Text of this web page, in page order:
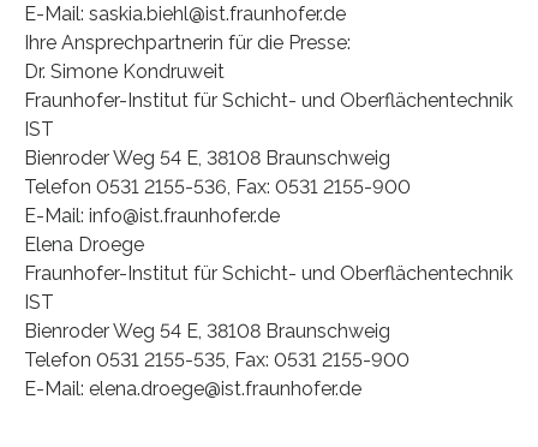
E-Mail: saskia.biehl@ist.fraunhofer.de
Ihre Ansprechpartnerin für die Presse:
Dr. Simone Kondruweit
Fraunhofer-Institut für Schicht- und Oberflächentechnik
IST
Bienroder Weg 54 E, 38108 Braunschweig
Telefon 0531 2155-536, Fax: 0531 2155-900
E-Mail: info@ist.fraunhofer.de
Elena Droege
Fraunhofer-Institut für Schicht- und Oberflächentechnik
IST
Bienroder Weg 54 E, 38108 Braunschweig
Telefon 0531 2155-535, Fax: 0531 2155-900
E-Mail: elena.droege@ist.fraunhofer.de